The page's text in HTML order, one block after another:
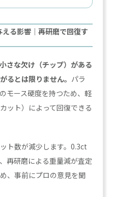
る影響｜再研磨で回復す
さな欠け（チップ）がある
るとは限りません。 パラ
モース硬度を持つため、軽
ット）によって回復できる
ト数が減少します。0.3ct
再研磨による重量減が査定
、事前にプロの意見を聞